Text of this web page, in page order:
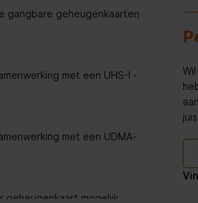
gangbare geheugenkaarten
met een UHS-I -
met een UDMA-
geheugenkaart mogelijk